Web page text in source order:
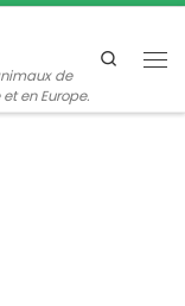
de
en Europe.
Search